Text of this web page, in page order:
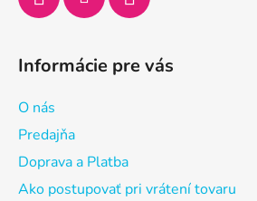
Informácie pre vás
O nás
Predajňa
Doprava a Platba
Ako postupovať pri vrátení tovaru